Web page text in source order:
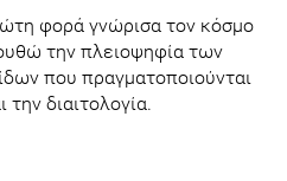
φορά γνώρισα τον κόσμο
την πλειοψηφία των
που πραγματοποιούνται
διαιτολογία.